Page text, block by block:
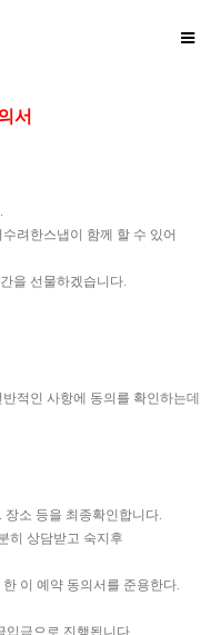
서
려한스냅이 함께 할 수 있어
을 선물하겠습니다.
적인 사항에 동의를 확인하는데
소 등을 최종확인합니다.
히 상담받고 숙지후
이 예약 동의서를 준용한다.
입금으로 진행됩니다.